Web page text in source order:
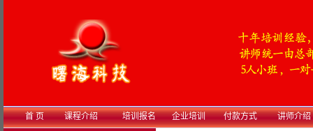
首 页 课程介绍 培训报名 企业培训 付款方式 讲师介绍